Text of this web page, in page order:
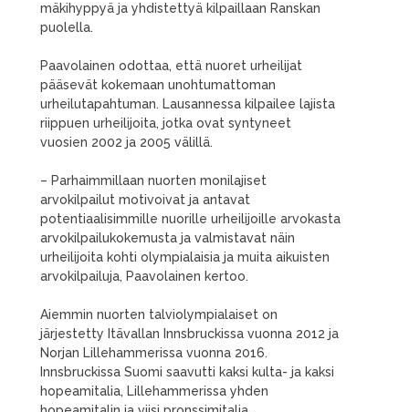
mäkihyppyä ja yhdistettyä kilpaillaan Ranskan
puolella.
Paavolainen odottaa, että nuoret urheilijat
pääsevät kokemaan unohtumattoman
urheilutapahtuman. Lausannessa kilpailee lajista
riippuen urheilijoita, jotka ovat syntyneet
vuosien 2002 ja 2005 välillä.
– Parhaimmillaan nuorten monilajiset
arvokilpailut motivoivat ja antavat
potentiaalisimmille nuorille urheilijoille arvokasta
arvokilpailukokemusta ja valmistavat näin
urheilijoita kohti olympialaisia ja muita aikuisten
arvokilpailuja, Paavolainen kertoo.
Aiemmin nuorten talviolympialaiset on
järjestetty Itävallan Innsbruckissa vuonna 2012 ja
Norjan Lillehammerissa vuonna 2016.
Innsbruckissa Suomi saavutti kaksi kulta- ja kaksi
hopeamitalia, Lillehammerissa yhden